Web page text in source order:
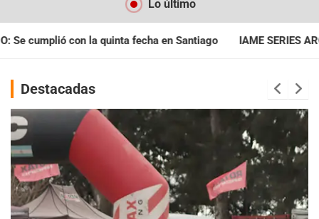
Lo último
en Santiago IAME SERIES ARGENTINA: Horarios para la
Destacadas